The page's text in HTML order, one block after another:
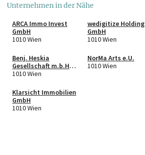
Unternehmen in der Nähe
ARCA Immo Invest
GmbH
1010 Wien
wedigitize Holding
GmbH
1010 Wien
Benj. Heskia
Gesellschaft m.b.H.
& Co KG
1010 Wien
NorMa Arts e.U.
1010 Wien
Klarsicht Immobilien
GmbH
1010 Wien